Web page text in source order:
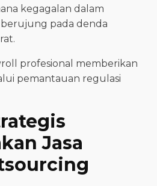
kegagalan dalam
pada denda
profesional memberikan
pemantauan regulasi
Jasa